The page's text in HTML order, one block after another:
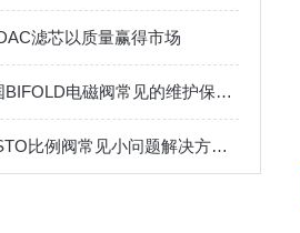
滤芯以质量赢得市场
英国BIFOLD电磁阀常见的维护保养小建议分享
FESTO比例阀常见小问题解决方法你知道吗？